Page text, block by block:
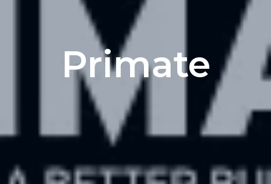
Primate